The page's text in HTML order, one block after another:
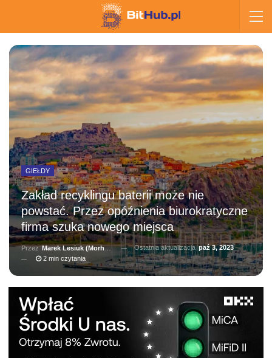
GIEŁDY
Zakład recyklingu baterii może nie
powstać. Przez opóźnienia biurokratyczne
firma szuka nowego miejsca
Przez Marek Lesiuk (Morhainn) Ostatnia aktualizacjapaź 3, 2023
2 min czytania